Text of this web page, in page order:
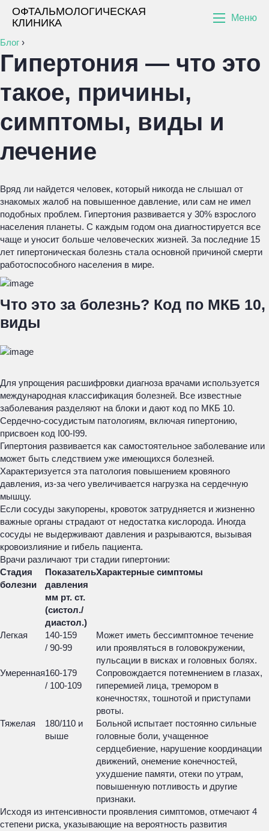
ОФТАЛЬМОЛОГИЧЕСКАЯ
КЛИНИКА
Меню
Блог ›
Гипертония — что это
такое, причины,
симптомы, виды и
лечение
Вряд ли найдется человек, который никогда не слышал от
знакомых жалоб на повышенное давление, или сам не имел
подобных проблем. Гипертония развивается у 30% взрослого
населения планеты. С каждым годом она диагностируется все
чаще и уносит больше человеческих жизней. За последние 15
лет гипертоническая болезнь стала основной причиной смерти
работоспособного населения в мире.
Что это за болезнь? Код по МКБ 10,
виды
Для упрощения расшифровки диагноза врачами используется
международная классификация болезней. Все известные
заболевания разделяют на блоки и дают код по МКБ 10.
Сердечно-сосудистым патологиям, включая гипертонию,
присвоен код I00-I99.
Гипертония развивается как самостоятельное заболевание или
может быть следствием уже имеющихся болезней.
Характеризуется эта патология повышением кровяного
давления, из-за чего увеличивается нагрузка на сердечную
мышцу.
Если сосуды закупорены, кровоток затрудняется и жизненно
важные органы страдают от недостатка кислорода. Иногда
сосуды не выдерживают давления и разрываются, вызывая
кровоизлияние и гибель пациента.
Врачи различают три стадии гипертонии:
Стадия
болезни
Показатель
давления
мм рт. ст.
(систол./
диастол.)
Характерные симптомы
Легкая
140-159
/ 90-99
Может иметь бессимптомное течение
или проявляться в головокружении,
пульсации в висках и головных болях.
Умеренная160-179
/ 100-109
Сопровождается потемнением в глазах,
гиперемией лица, тремором в
конечностях, тошнотой и приступами
рвоты.
Тяжелая
180/110 и
выше
Больной испытает постоянно сильные
головные боли, учащенное
сердцебиение, нарушение координации
движений, онемение конечностей,
ухудшение памяти, отеки по утрам,
повышенную потливость и другие
признаки.
Исходя из интенсивности проявления симптомов, отмечают 4
степени риска, указывающие на вероятность развития